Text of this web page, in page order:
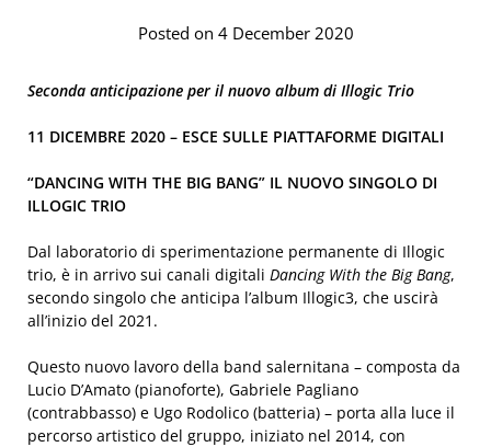
Posted on 4 December 2020
Seconda anticipazione per il nuovo album di Illogic Trio
11 DICEMBRE 2020 – ESCE SULLE PIATTAFORME DIGITALI
“DANCING WITH THE BIG BANG” IL NUOVO SINGOLO DI
ILLOGIC TRIO
Dal laboratorio di sperimentazione permanente di Illogic
trio, è in arrivo sui canali digitali Dancing With the Big Bang,
secondo singolo che anticipa l’album Illogic3, che uscirà
all’inizio del 2021.
Questo nuovo lavoro della band salernitana – composta da
Lucio D’Amato (pianoforte), Gabriele Pagliano
(contrabbasso) e Ugo Rodolico (batteria) – porta alla luce il
percorso artistico del gruppo, iniziato nel 2014, con